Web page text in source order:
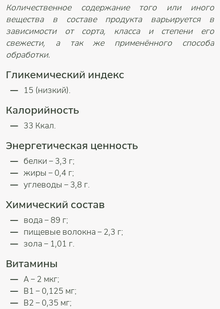
Количественное содержание того или иного
вещества в составе продукта варьируется в
зависимости от сорта, класса и степени его
свежести, а так же применённого способа
обработки.
Гликемический индекс
15 (низкий).
Калорийность
33 Ккал.
Энергетическая ценность
белки – 3,3 г;
жиры – 0,4 г;
углеводы – 3,8 г.
Химический состав
вода – 89 г;
пищевые волокна – 2,3 г;
зола – 1,01 г.
Витамины
А – 2 мкг;
В1 – 0,125 мг;
В2 – 0,35 мг;